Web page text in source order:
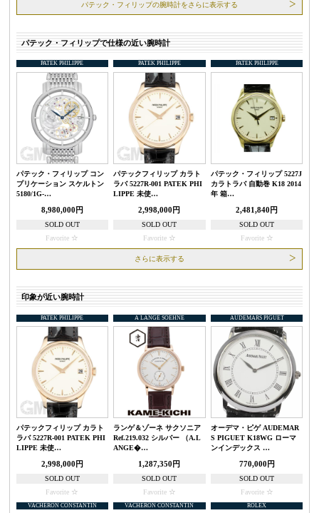
パテック・フィリップの腕時計をさらに表示する
パテック・フィリップで仕様の近い腕時計
PATEK PHILIPPE
パテック・フィリップ コン
プリケーション スケルトン
5180/1G-…
8,980,000円
SOLD OUT
Favorite
PATEK PHILIPPE
パテックフィリップ カラト
ラバ 5227R-001 PATEK PHI
LIPPE 未使…
2,998,000円
SOLD OUT
Favorite
PATEK PHILIPPE
パテック・フィリップ 5227J
カラトラバ 自動巻 K18 2014
年 箱…
2,481,840円
SOLD OUT
Favorite
さらに表示する
印象が近い腕時計
PATEK PHILIPPE
パテックフィリップ カラト
ラバ 5227R-001 PATEK PHI
LIPPE 未使…
2,998,000円
SOLD OUT
Favorite
A LANGE SOEHNE
ランゲ＆ゾーネ サクソニア
Ref.219.032 シルバー （A.L
ANGE�…
1,287,350円
SOLD OUT
Favorite
AUDEMARS PIGUET
オーデマ・ピゲ AUDEMAR
S PIGUET K18WG ローマ
ンインデックス …
770,000円
SOLD OUT
Favorite
VACHERON CONSTANTIN VACHERON CONSTANTIN ROLEX